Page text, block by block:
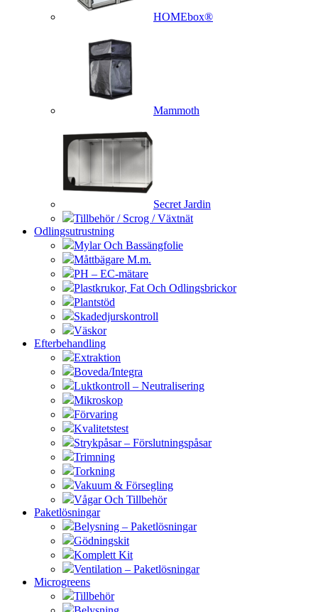
HOMEbox®
Mammoth
Secret Jardin
Tillbehör / Scrog / Växtnät
Odlingsutrustning
Mylar Och Bassängfolie
Måttbägare M.m.
PH – EC-mätare
Plastkrukor, Fat Och Odlingsbrickor
Plantstöd
Skadedjurskontroll
Väskor
Efterbehandling
Extraktion
Boveda/Integra
Luktkontroll – Neutralisering
Mikroskop
Förvaring
Kvalitetstest
Strykpåsar – Förslutningspåsar
Trimning
Torkning
Vakuum & Försegling
Vågar Och Tillbehör
Paketlösningar
Belysning – Paketlösningar
Gödningskit
Komplett Kit
Ventilation – Paketlösningar
Microgreens
Tillbehör